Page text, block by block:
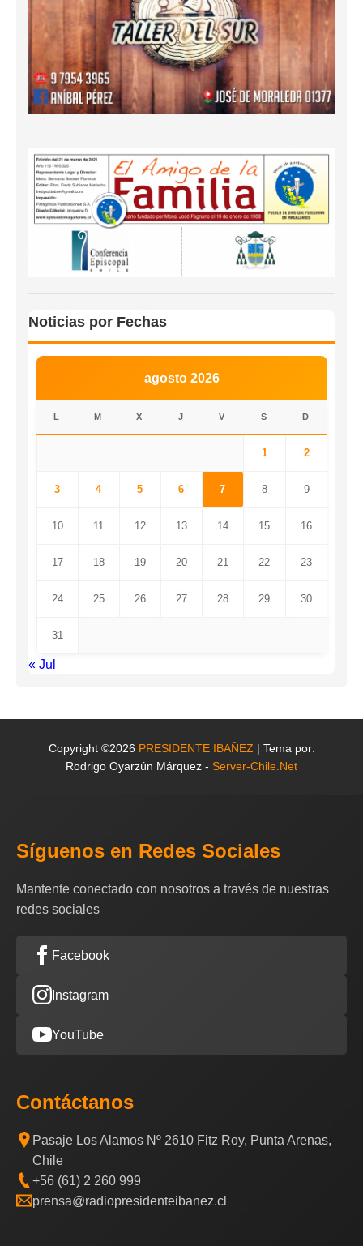
Noticias por Fechas
agosto 2026
L M X J V S D
1 2
3 4 5 6 7 8 9
10 11 12 13 14 15 16
17 18 19 20 21 22 23
24 25 26 27 28 29 30
31
« Jul
Copyright ©2026 PRESIDENTE IBAÑEZ | Tema por:
Rodrigo Oyarzún Márquez - Server-Chile.Net
Síguenos en Redes Sociales
Mantente conectado con nosotros a través de nuestras
redes sociales
Facebook
Instagram
YouTube
Contáctanos
Pasaje Los Alamos Nº 2610 Fitz Roy, Punta Arenas,
Chile
+56 (61) 2 260 999
prensa@radiopresidenteibanez.cl